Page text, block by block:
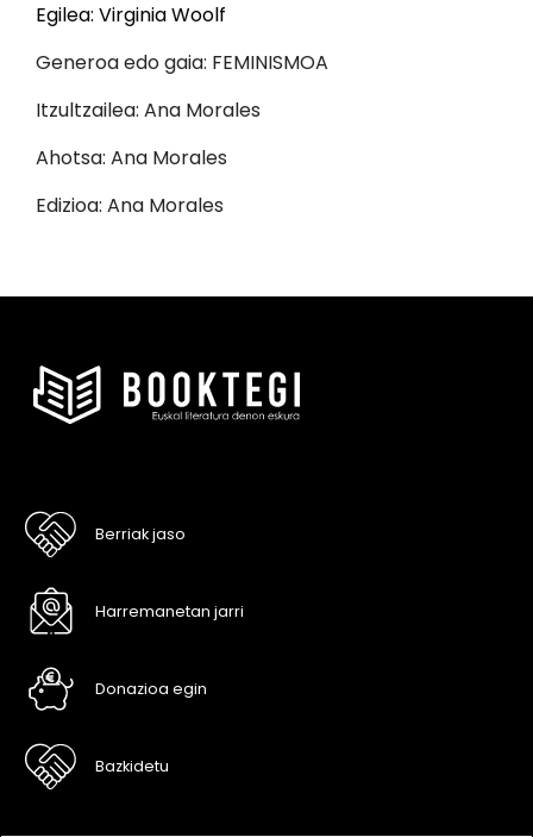
Egilea: Virginia Woolf
Generoa edo gaia: FEMINISMOA
Itzultzailea: Ana Morales
Ahotsa: Ana Morales
Edizioa: Ana Morales
Berriak jaso
Harremanetan jarri
Donazioa egin
Bazkidetu